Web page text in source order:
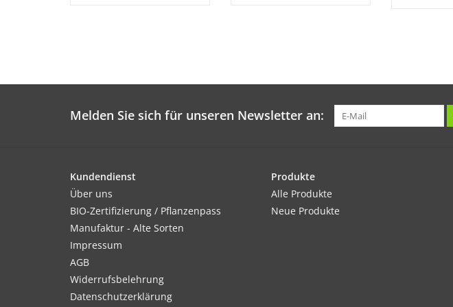
Inhalt:
40 g
Melden Sie sich für unseren Newsletter an:
Kundendienst
Über uns
BIO-Zertifizierung / Pflanzenpass
Manufaktur - Alte Sorten
Impressum
AGB
Widerrufsbelehrung
Datenschutzerklärung
Produkte
Alle Produkte
Neue Produkte